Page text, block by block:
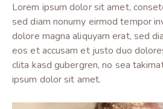
Lorem ipsum dolor sit amet,
sed diam nonumy eirmod tempor
dolore magna aliquyam erat, sed
eos et accusam et justo duo
clita kasd gubergren, no sea
ipsum dolor sit amet.